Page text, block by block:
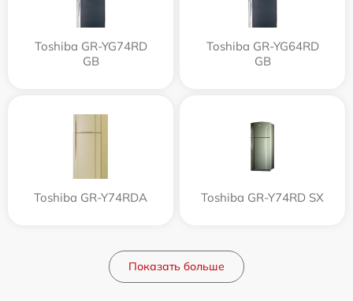
Toshiba GR-YG74RD
GB
Toshiba GR-YG64RD
GB
Toshiba GR-Y74RDA Toshiba GR-Y74RD SX
Показать больше